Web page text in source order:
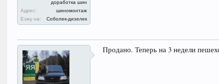
доработка шин
Адрес:
шиномонтаж
Езжу на:
Соболек-дизелек
Продано. Теперь на 3 недели